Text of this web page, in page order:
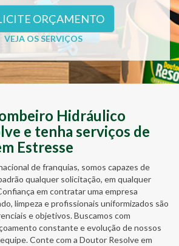
ORÇAMENTO
VEJA OS SERVIÇOS
Hidráulico
e tenha serviços de
Estresse
de franquias, somos capazes de
qualquer solicitação, em qualquer
em contratar uma empresa
limpeza e profissionais uniformizados são
e objetivos. Buscamos com
constante e evolução de nossos
Conte com a Doutor Resolve em